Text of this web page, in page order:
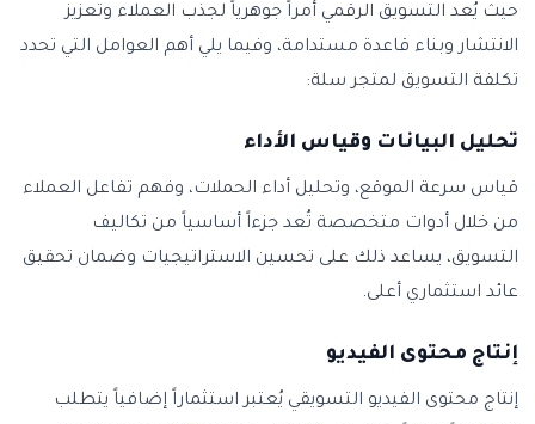
حيث يُعد التسويق الرقمي أمراً جوهرياً لجذب العملاء وتعزيز
الانتشار وبناء قاعدة مستدامة، وفيما يلي أهم العوامل التي تحدد
تكلفة التسويق لمتجر سلة:
تحليل البيانات وقياس الأداء
قياس سرعة الموقع، وتحليل أداء الحملات، وفهم تفاعل العملاء
من خلال أدوات متخصصة تُعد جزءاً أساسياً من تكاليف
التسويق، يساعد ذلك على تحسين الاستراتيجيات وضمان تحقيق
عائد استثماري أعلى.
إنتاج محتوى الفيديو
إنتاج محتوى الفيديو التسويقي يُعتبر استثماراً إضافياً يتطلب